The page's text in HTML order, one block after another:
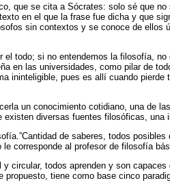
que se cita a Sócrates: solo sé que
en el que la frase fue dicha y que
sin contextos y se conoce de ellos
el todo; si no entendemos la filosofía,
en las universidades, como pilar de
ininteligible, pues es allí cuando pierde
un conocimiento cotidiano, una de
existen diversas fuentes filosóficas, una
de saberes, todos
corresponde al profesor de filosofía
circular, todos aprenden y son
propuesto, tiene como base cinco